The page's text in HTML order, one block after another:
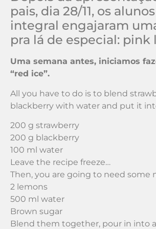
pais, dia 28/11, os
integral engajaram
pra lá de especial: pink
Uma semana antes, iniciamos
“red ice”.
All you have to do is to blend
blackberry with water and put it
200 g strawberry
200 g blackberry
100 ml water
Leave the recipe freeze…
Then, you are going to need some
2 lemons
500 ml water
Brown sugar
Blend them together, pour in into